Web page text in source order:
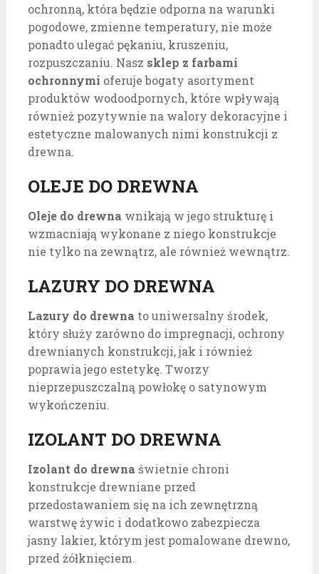
ochronną, która będzie odporna na warunki
pogodowe, zmienne temperatury, nie może
ponadto ulegać pękaniu, kruszeniu,
rozpuszczaniu. Nasz sklep z farbami
ochronnymi oferuje bogaty asortyment
produktów wodoodpornych, które wpływają
również pozytywnie na walory dekoracyjne i
estetyczne malowanych nimi konstrukcji z
drewna.
OLEJE DO DREWNA
Oleje do drewna wnikają w jego strukturę i
wzmacniają wykonane z niego konstrukcje
nie tylko na zewnątrz, ale również wewnątrz.
LAZURY DO DREWNA
Lazury do drewna to uniwersalny środek,
który służy zarówno do impregnacji, ochrony
drewnianych konstrukcji, jak i również
poprawia jego estetykę. Tworzy
nieprzepuszczalną powłokę o satynowym
wykończeniu.
IZOLANT DO DREWNA
Izolant do drewna świetnie chroni
konstrukcje drewniane przed
przedostawaniem się na ich zewnętrzną
warstwę żywic i dodatkowo zabezpiecza
jasny lakier, którym jest pomalowane drewno,
przed żółknięciem.